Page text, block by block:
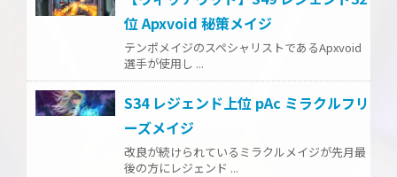
位 Apxvoid 秘策メイジ
テンポメイジのスペシャリストであるApxvoid
選手が使用し ...
S34 レジェンド上位 pAc ミラクルフリ
ーズメイジ
改良が続けられているミラクルメイジが先月最
後の方にレジェンド ...